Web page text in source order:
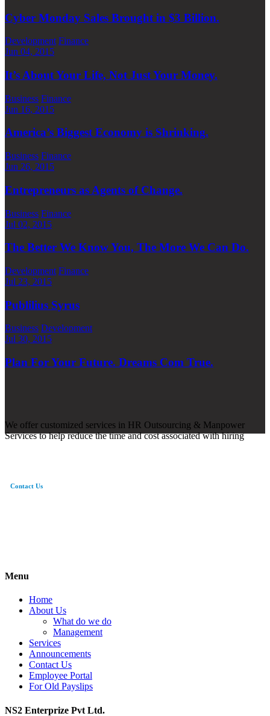
Cyber Monday Sales Brought in $3 Billion.
Development Finance
Jun 04, 2015
It’s About Your Life, Not Just Your Money.
Business Finance
Jun 16, 2015
America’s Biggest Economy is Shrinking.
Business Finance
Jun 26, 2015
Entrepreneurs as Agents of Change.
Business Finance
Jul 02, 2015
The Better We Know You, The More We Can Do.
Development Finance
Jul 23, 2015
Publilius Syrus
Business Development
Jul 30, 2015
Plan For Your Future. Dreams Com True.
We offer customized services in HR Outsourcing & Manpower
Services to help reduce the time and cost associated with hiring
Contact Us
Menu
Home
About Us
What do we do
Management
Services
Announcements
Contact Us
Employee Portal
For Old Payslips
NS2 Enterprize Pvt Ltd.